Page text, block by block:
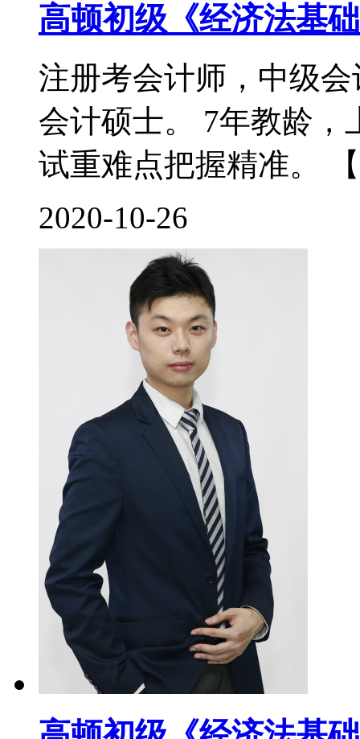
高顿初级《经济法基
注册考会计师，中级
会计硕士。 7年教龄
试重难点把握精准。
2020-10-26